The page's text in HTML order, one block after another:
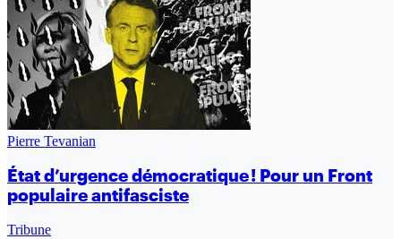
Pierre Tevanian
État d’urgence démocratique ! Pour un Front
populaire antifasciste
Tribune